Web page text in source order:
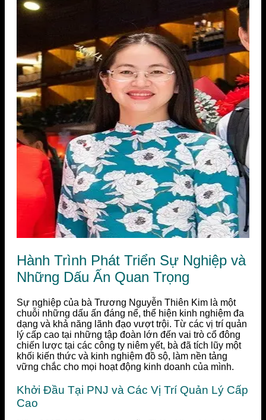
Hành Trình Phát Triển Sự Nghiệp và
Những Dấu Ấn Quan Trọng
Sự nghiệp của bà Trương Nguyễn Thiên Kim là một
chuỗi những dấu ấn đáng nể, thể hiện kinh nghiệm đa
dạng và khả năng lãnh đạo vượt trội. Từ các vị trí quản
lý cấp cao tại những tập đoàn lớn đến vai trò cổ đông
chiến lược tại các công ty niêm yết, bà đã tích lũy một
khối kiến thức và kinh nghiệm đồ sộ, làm nền tảng
vững chắc cho mọi hoạt động kinh doanh của mình.
Khởi Đầu Tại PNJ và Các Vị Trí Quản Lý Cấp
Cao